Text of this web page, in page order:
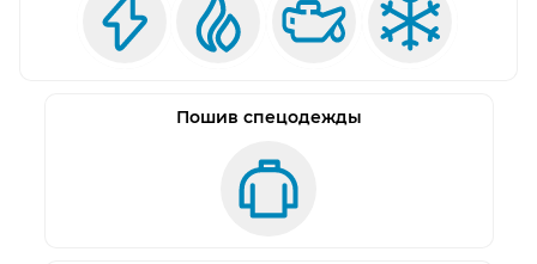
Пошив спецодежды